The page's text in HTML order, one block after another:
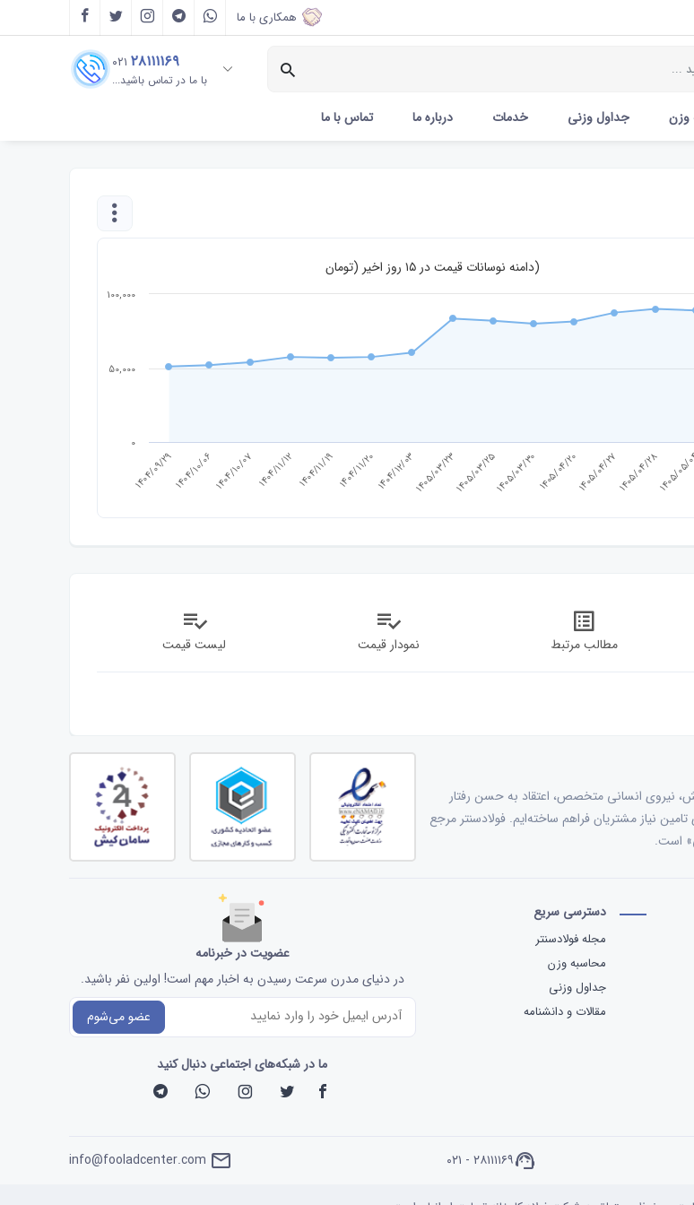
همکاری با ما
۰۲۱ ۲۸۱۱۱۱۶۹
با ما در تماس باشید...
وزن جداول وزنی خدمات درباره ما تماس با ما
دامنه نوسانات قیمت در ۱۵ روز اخیر (تومان)
1404/09/291404/10/06 1404/10/07 1404/11/12 1404/11/19 1404/11/201404/12/031405/03/231405/03/251405/03/301405/04/201405/04/271405/04/281405/
0
50,000
100,000
مطالب مرتبط نمودار قیمت لیست قیمت
دانش، نیروی انسانی متخصص، اعتقاد به حسن رفتار
نیاز مشتریان فراهم ساخته‌ایم. فولادسنتر مرجع
است.
دسترسی سریع
مجله فولادسنتر
محاسبه وزن
جداول وزنی
مقالات و دانشنامه
عضویت در خبرنامه
در دنیای مدرن سرعت رسیدن به اخبار مهم است! اولین نفر باشید.
عضو می‌شوم
ما در شبکه‌های اجتماعی دنبال کنید
۰۲۱ - ۲۸۱۱۱۱۶۹ info@fooladcenter.com